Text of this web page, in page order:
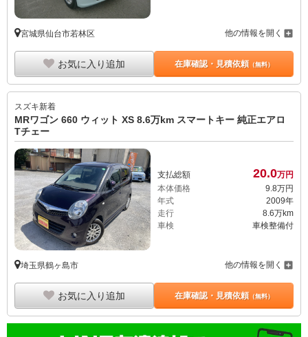
宮城県仙台市若林区 他の情報を開く
お気に入り追加 在庫確認・見積依頼（無料）
スズキ新着
MRワゴン 660 ウィット XS 8.6万km スマートキー 純正エアロ
Tチェー
支払総額 20.0万円
本体価格
9.8万円
年式
2009年
走行
8.6万km
車検
車検整備付
埼玉県鶴ヶ島市 他の情報を開く
お気に入り追加 在庫確認・見積依頼（無料）